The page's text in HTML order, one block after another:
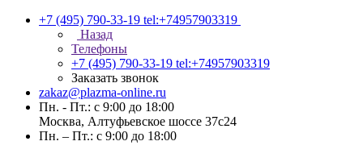
+7 (495) 790-33-19 tel:+74957903319
Назад
Телефоны
+7 (495) 790-33-19 tel:+74957903319
Заказать звонок
zakaz@plazma-online.ru
Пн. - Пт.: с 9:00 до 18:00
Москва, Алтуфьевское шоссе 37с24
Пн. – Пт.: с 9:00 до 18:00